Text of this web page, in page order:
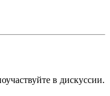
в дискуссии.